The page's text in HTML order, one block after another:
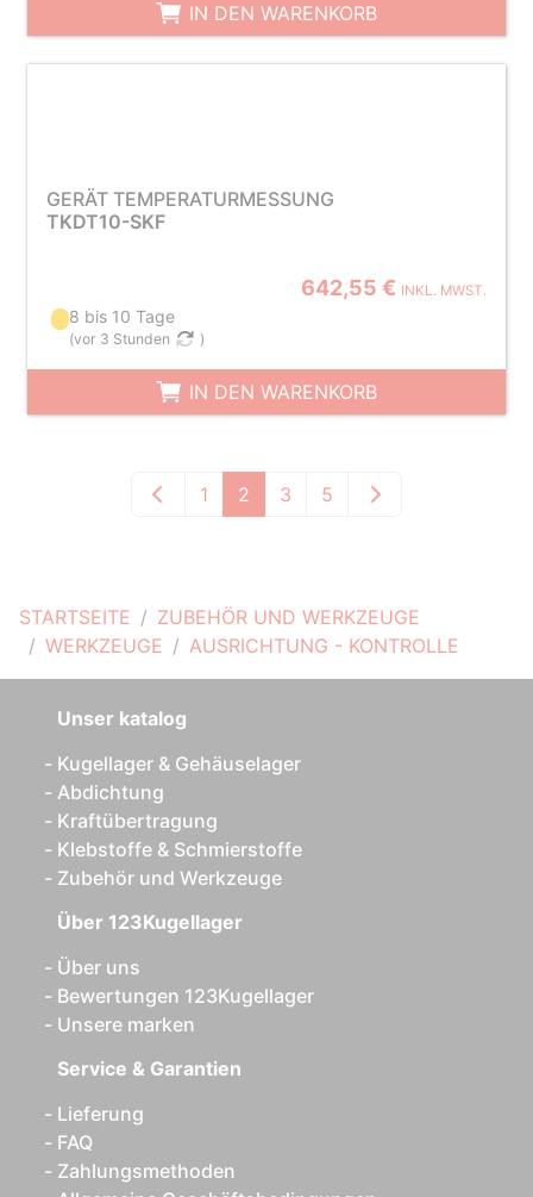
STARTSEITE
ZUBEHÖR UND WERKZEUGE
WERKZEUGE
AUSRICHTUNG - KONTROLLE
IN DEN WARENKORB
GERÄT TEMPERATURMESSUNG
TKDT10-SKF
642,55 € INKL. MWST.
8 bis 10 Tage
(vor 3 Stunden )
IN DEN WARENKORB
1 2 3 5
Unser katalog
Kugellager & Gehäuselager
Abdichtung
Kraftübertragung
Klebstoffe & Schmierstoffe
Zubehör und Werkzeuge
Über 123Kugellager
Über uns
Bewertungen 123Kugellager
Unsere marken
Service & Garantien
Lieferung
FAQ
Zahlungsmethoden